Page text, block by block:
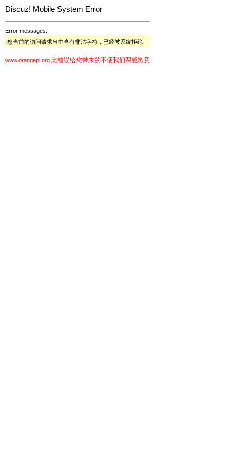
Discuz! Mobile System Error
Error messages:
您当前的访问请求当中含有非法字符，已经被系统拒绝
www.orangepi.org 此错误给您带来的不便我们深感歉意